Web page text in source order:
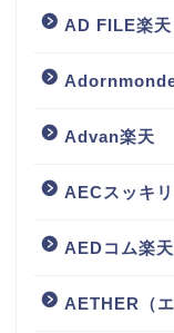
AD FILE楽天
Advan楽天
AECスッキ
AEDコム楽天
AETHER（